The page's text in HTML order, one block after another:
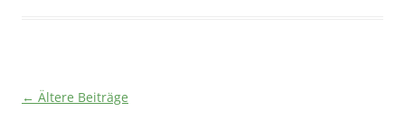
Beitragsnavigation
← Ältere Beiträge